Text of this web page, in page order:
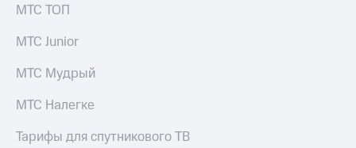
МТС ТОП
МТС Junior
МТС Мудрый
МТС Налегке
Тарифы для спутникового ТВ